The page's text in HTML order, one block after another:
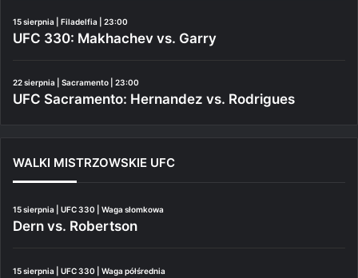
15 sierpnia | Filadelfia | 23:00
UFC 330: Makhachev vs. Garry
22 sierpnia | Sacramento | 23:00
UFC Sacramento: Hernandez vs. Rodrigues
WALKI MISTRZOWSKIE UFC
15 sierpnia | UFC 330 | Waga słomkowa
Dern vs. Robertson
15 sierpnia | UFC 330 | Waga półśrednia